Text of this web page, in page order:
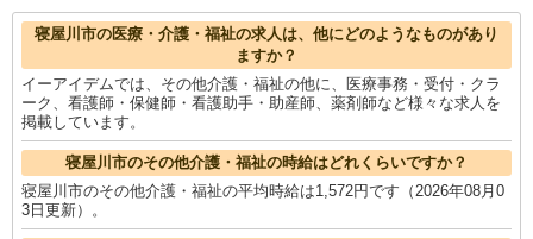
介護職・ヘルパー1,486円
寝屋川市の他の職種の平均時給を見る
寝屋川市の医療・介護・福祉の求人は、他にどのようなものがあり
ますか？
イーアイデムでは、その他介護・福祉の他に、医療事務・受付・クラ
ーク、看護師・保健師・看護助手・助産師、薬剤師など様々な求人を
掲載しています。
寝屋川市のその他介護・福祉の時給はどれくらいですか？
寝屋川市のその他介護・福祉の平均時給は1,572円です（2026年08月0
3日更新）。